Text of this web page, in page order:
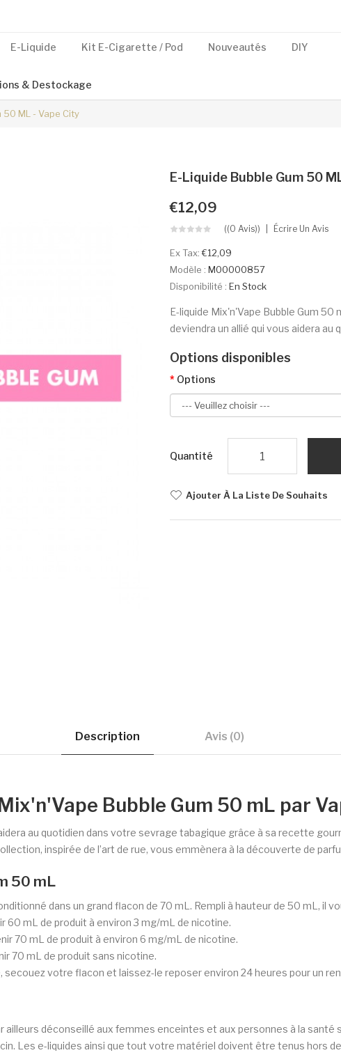
E-Liquide Kit E-Cigarette / Pod Nouveautés DIY
& Destockage
50 ML - Vape City
E-Liquide Bubble Gum 50
€12,09
((0 Avis)) Écrire Un Avis
Ex Tax:€12,09
Modèle : M00000857
Disponibilité : En Stock
E-liquide Mix'n'Vape Bubble Gum 50
deviendra un allié qui vous aidera
Options disponibles
Options
Quantité
Ajouter À La Liste De Souhaits
Description Avis (0)
Bubble Gum 50 mL par
au quotidien dans votre sevrage tabagique grâce à sa recette
inspirée de l’art de rue, vous emmènera à la découverte de
50 mL
dans un grand flacon de 70 mL. Rempli à hauteur de 50 mL, il
60 mL de produit à environ 3 mg/mL de nicotine.
70 mL de produit à environ 6 mg/mL de nicotine.
70 mL de produit sans nicotine.
votre flacon et laissez-le reposer environ 24 heures pour un
déconseillé aux femmes enceintes et aux personnes à la santé
Les e-liquides ainsi que tout votre matériel doivent être tenus hors